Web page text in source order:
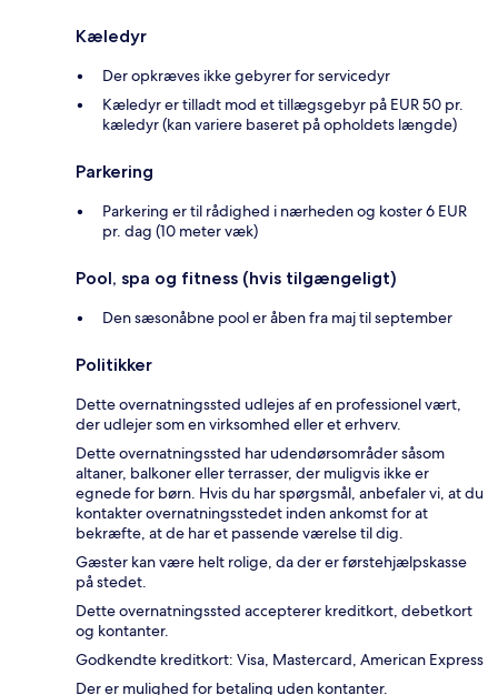
Kæledyr
Der opkræves ikke gebyrer for servicedyr
Kæledyr er tilladt mod et tillægsgebyr på EUR 50 pr.
kæledyr (kan variere baseret på opholdets længde)
Parkering
Parkering er til rådighed i nærheden og koster 6 EUR
pr. dag (10 meter væk)
Pool, spa og fitness (hvis tilgængeligt)
Den sæsonåbne pool er åben fra maj til september
Politikker
Dette overnatningssted udlejes af en professionel vært,
der udlejer som en virksomhed eller et erhverv.
Dette overnatningssted har udendørsområder såsom
altaner, balkoner eller terrasser, der muligvis ikke er
egnede for børn. Hvis du har spørgsmål, anbefaler vi, at du
kontakter overnatningsstedet inden ankomst for at
bekræfte, at de har et passende værelse til dig.
Gæster kan være helt rolige, da der er førstehjælpskasse
på stedet.
Dette overnatningssted accepterer kreditkort, debetkort
og kontanter.
Godkendte kreditkort: Visa, Mastercard, American Express
Der er mulighed for betaling uden kontanter.